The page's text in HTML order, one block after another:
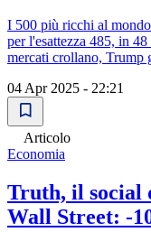
I 500 più ricchi al
per l'esattezza 485, in
mercati crollano, Trump
04 Apr 2025 - 22:21
Articolo
Economia
Truth, il social
Wall Street: -